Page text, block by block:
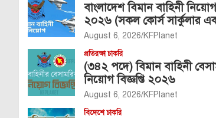
বাংলাদেশ বিমান বাহিনী নিয়োগ
২০২৬ (সকল কোর্স সার্কুলার
August 6, 2026 KFPlanet
প্রতিরক্ষা চাকরি
(৩৪২ পদে) বিমান বাহিনী
নিয়োগ বিজ্ঞপ্তি ২০২৬
August 6, 2026 KFPlanet
বিদেশে চাকরি